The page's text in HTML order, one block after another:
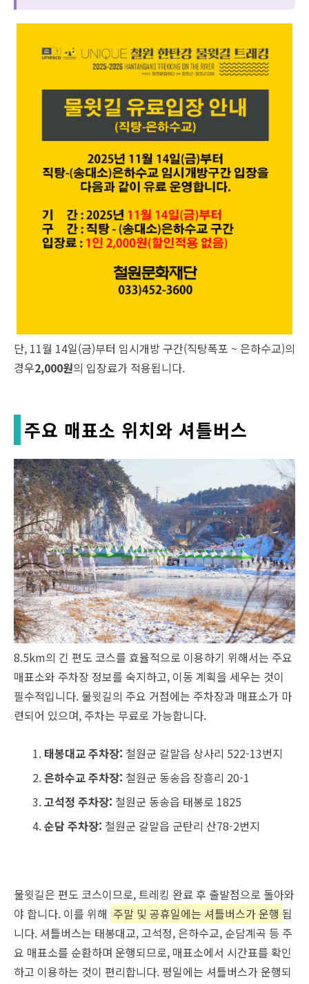
단, 11월 14일(금)부터 임시개방 구간(직탕폭포 ~ 은하수교)의
경우2,000원의 입장료가 적용됩니다.
주요 매표소 위치와 셔틀버스
8.5km의 긴 편도 코스를 효율적으로 이용하기 위해서는 주요
매표소와 주차장 정보를 숙지하고, 이동 계획을 세우는 것이
필수적입니다. 물윗길의 주요 거점에는 주차장과 매표소가 마
련되어 있으며, 주차는 무료로 가능합니다.
태봉대교 주차장: 철원군 갈말읍 상사리 522-13번지
은하수교 주차장: 철원군 동송읍 장흥리 20-1
고석정 주차장: 철원군 동송읍 태봉로 1825
순담 주차장: 철원군 갈말읍 군탄리 산78-2번지
물윗길은 편도 코스이므로, 트레킹 완료 후 출발점으로 돌아와
야 합니다. 이를 위해 주말 및 공휴일에는 셔틀버스가 운행 됩
니다. 셔틀버스는 태봉대교, 고석정, 은하수교, 순담계곡 등 주
요 매표소를 순환하며 운행되므로, 매표소에서 시간표를 확인
하고 이용하는 것이 편리합니다. 평일에는 셔틀버스가 운행되